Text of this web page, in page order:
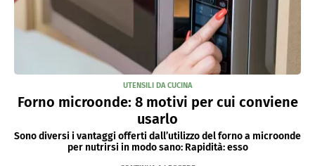
UTENSILI DA CUCINA
Forno microonde: 8 motivi per cui conviene
usarlo
Sono diversi i vantaggi offerti dall’utilizzo del forno a microonde
per nutrirsi in modo sano: Rapidità: esso